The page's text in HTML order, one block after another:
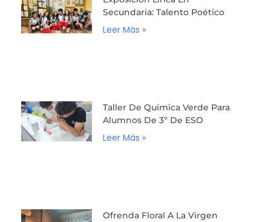
Secundaria: Talento Poético
Leer Más »
Taller De Química Verde Para
Alumnos De 3º De ESO
Leer Más »
Ofrenda Floral A La Virgen